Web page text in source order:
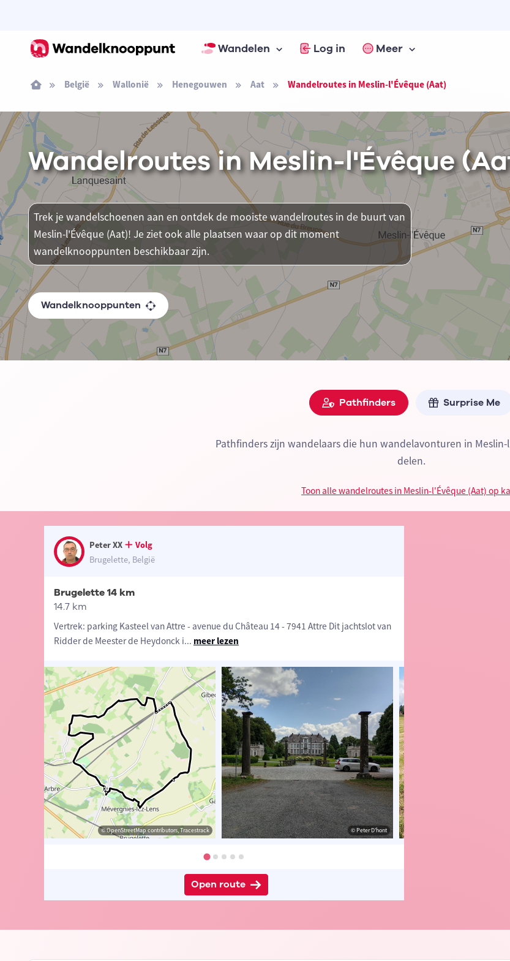
Wandelen Log in Meer
België Wallonië Henegouwen Aat Wandelroutes in Meslin-l'Évêque (Aat)
Wandelroutes in Meslin-l'Évêque
Trek je wandelschoenen aan en ontdek de mooiste wandelroutes in de buurt van
Meslin-l'Évêque (Aat)! Je ziet ook alle plaatsen waar op dit moment
wandelknooppunten beschikbaar zijn.
Wandelknooppunten
Pathfinders Surprise Me
Pathfinders zijn wandelaars die hun wandelavonturen in
delen.
Toon alle wandelroutes in Meslin-l'Évêque (Aat) op
Peter XX
Volg
Brugelette, België
Brugelette 14 km
14.7 km
Vertrek: parking Kasteel van Attre - avenue du Château 14 - 7941 Attre Dit jachtslot van
Ridder de Meester de Heydonck i... meer lezen
© OpenStreetMap contributors, Tracestrack © Peter D'hont
Open route